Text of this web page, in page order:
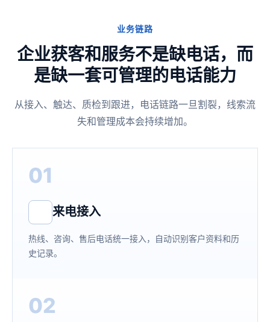
业务链路
企业获客和服务不是缺电话，而
是缺一套可管理的电话能力
从接入、触达、质检到跟进，电话链路一旦割裂，线索流
失和管理成本会持续增加。
01
来电接入
热线、咨询、售后电话统一接入，自动识别客户资料和历
史记录。
02